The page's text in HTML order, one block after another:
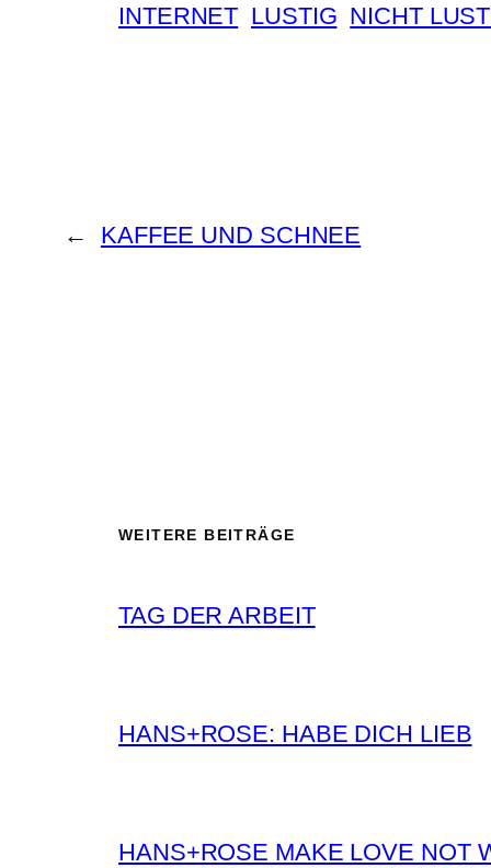
INTERNET LUSTIG NICHT
← KAFFEE UND SCHNEE
WEITERE BEITRÄGE
TAG DER ARBEIT
HANS+ROSE: HABE DICH LIEB
HANS+ROSE MAKE LOVE NOT